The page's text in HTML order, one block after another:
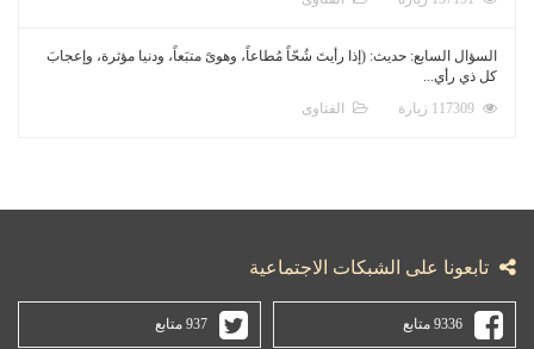
السؤال السابع: حديث: (إذا رأيتَ شُحّاً مُطاعاً، وهوىً متبَعاً، ودنيا مؤثرة، وإعجابَ
كل ذي رأي...
الفتاوى
تابعونا على الشبكات الاجتماعية
9336 متابع 937 متابع